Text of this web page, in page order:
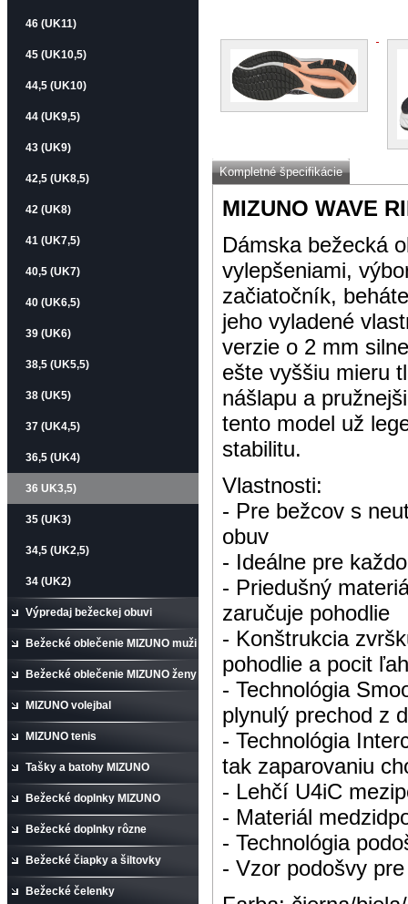
46 (UK11)
45 (UK10,5)
44,5 (UK10)
44 (UK9,5)
43 (UK9)
42,5 (UK8,5)
42 (UK8)
41 (UK7,5)
40,5 (UK7)
40 (UK6,5)
39 (UK6)
38,5 (UK5,5)
38 (UK5)
37 (UK4,5)
36,5 (UK4)
36 UK3,5)
35 (UK3)
34,5 (UK2,5)
34 (UK2)
Výpredaj bežeckej obuvi
Bežecké oblečenie MIZUNO muži
Bežecké oblečenie MIZUNO ženy
MIZUNO volejbal
MIZUNO tenis
Tašky a batohy MIZUNO
Bežecké doplnky MIZUNO
Bežecké doplnky rôzne
Bežecké čiapky a šiltovky
Bežecké čelenky
Kompletné špecifikácie
MIZUNO WAVE
Dámska bežecká
vylepšeniami,
začiatočník,
jeho vyladené
verzie o 2 mm
ešte vyššiu mieru
nášlapu a
tento model už
stabilitu.
Vlastnosti:
- Pre bežcov s
obuv
- Ideálne pre
- Priedušný
zaručuje pohodlie
- Konštrukcia
pohodlie a pocit
- Technológia
plynulý prechod z
- Technológia
tak zaparovaniu
- Lehčí U4iC
- Materiál
- Technológia
- Vzor podošvy